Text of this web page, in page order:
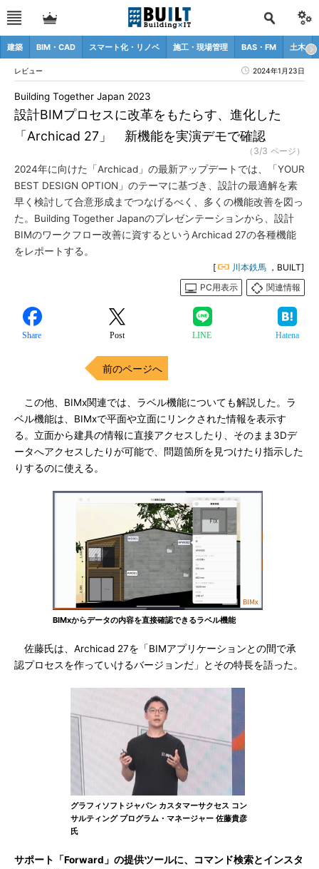
建築 BIM・CAD スマート化・リノベ 施工・現場管理 BAS・FM 土木
レビュー 2024年1月23日
設計BIMプロセスに改革をもたらす、進化した
「Archicad 27」 新機能を実演デモで確認
Building Together Japan 2023
（3/3 ページ）
2024年に向けた「Archicad」の最新アップデートでは、「YOUR
BEST DESIGN OPTION」のテーマに基づき、設計の最適解を素
早く検討して合意形成までつなげるべく、多くの機能改善を図っ
た。Building Together Japanのプレゼンテーションから、設計
BIMのワークフロー改善に資するというArchicad 27の各種機能
をレポートする。
[ 川本鉄馬 ，BUILT]
PC用表示
関連情報
Share Post LINE Hatena
前のページへ
この他、BIMx関連では、ラベル機能についても解説した。ラ
ベル機能は、BIMxで平面や立面にリンクされた情報を表示す
る。立面から建具の情報に直接アクセスしたり、そのまま3Dデ
ータへアクセスしたりが可能で、問題箇所を見つけたり指示した
りするのに使える。
BIMxからデータの内容を直接確認できるラベル機能
佐藤氏は、Archicad 27を「BIMアプリケーションとの間で承
認プロセスを作っていけるバージョンだ」とその特長を語った。
グラフィソフトジャパン カスタマーサクセス コン
サルティング プログラム・マネージャー 佐藤貴彦
氏
サポート「Forward」の提供ツールに、コマンド検索とインスタ